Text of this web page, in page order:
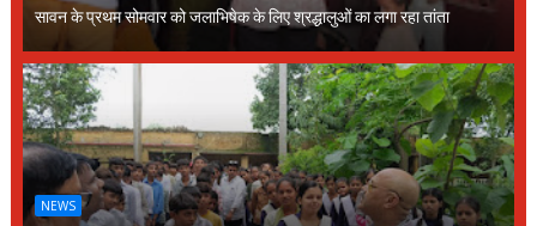
सावन के प्रथम सोमवार को जलाभिषेक के लिए श्रद्धालुओं का लगा रहा तांता
NEWS